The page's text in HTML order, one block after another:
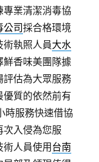
專業清潔消毒協
公司採合格環境
執照人員大水
鮮香味美團隊據
評估為大眾服務
優質的依然前有
時服務快速借協
次入侵為您服
人員使用 台南